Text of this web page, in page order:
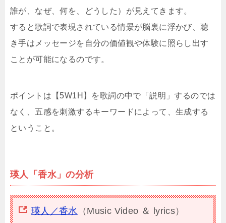
誰が、なぜ、何を、どうした）が見えてきます。
すると歌詞で表現されている情景が脳裏に浮かび、聴
き手はメッセージを自分の価値観や体験に照らし出す
ことが可能になるのです。
ポイントは【5W1H】を歌詞の中で「説明」するのでは
なく、五感を刺激するキーワードによって、生成する
ということ。
瑛人「香水」の分析
瑛人／香水 （Music Video ＆ lyrics）